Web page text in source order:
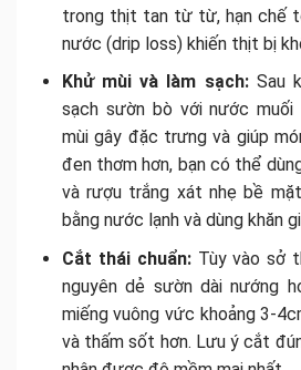
trong thịt tan từ từ, hạn chế
nước (drip loss) khiến thịt bị
Khử mùi và làm sạch:Sau
sạch sườn bò với nước
mùi gây đặc trưng và giúp
đen thơm hơn, bạn có thể
và rượu trắng xát nhẹ bề
bằng nước lạnh và dùng khăn
Cắt thái chuẩn:Tùy vào sở
nguyên dẻ sườn dài nướng
miếng vuông vức khoảng 3-
và thấm sốt hơn. Lưu ý cắt